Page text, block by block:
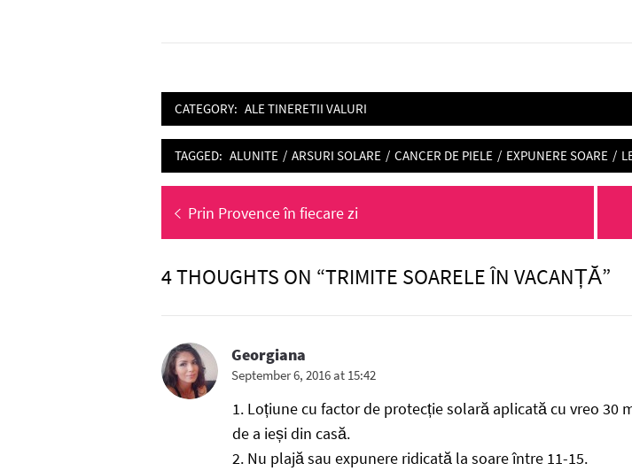
CATEGORY: ALE TINERETII VALURI
TAGGED: ALUNITE / ARSURI SOLARE / CANCER DE PIELE / EXPUNERE SOARE /
Post
navigation
Previous
post:
Prin Provence în fiecare zi
4 THOUGHTS ON “TRIMITE SOARELE ÎN VACANȚĂ”
Georgiana
September 6, 2016 at 15:42
1. Loțiune cu factor de protecție solară aplicată cu vreo 30
de a ieși din casă.
2. Nu plajă sau expunere ridicată la soare între 11-15.